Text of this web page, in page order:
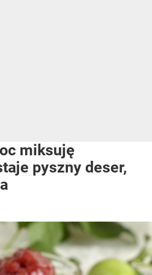
miksuję
pyszny deser,